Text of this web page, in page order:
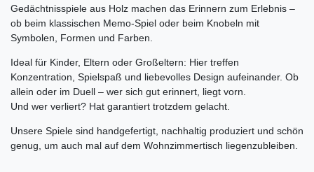
Gedächtnisspiele aus Holz machen das Erinnern zum Erlebnis –
ob beim klassischen Memo-Spiel oder beim Knobeln mit
Symbolen, Formen und Farben.
Ideal für Kinder, Eltern oder Großeltern: Hier treffen
Konzentration, Spielspaß und liebevolles Design aufeinander. Ob
allein oder im Duell – wer sich gut erinnert, liegt vorn.
Und wer verliert? Hat garantiert trotzdem gelacht.
Unsere Spiele sind handgefertigt, nachhaltig produziert und schön
genug, um auch mal auf dem Wohnzimmertisch liegenzubleiben.